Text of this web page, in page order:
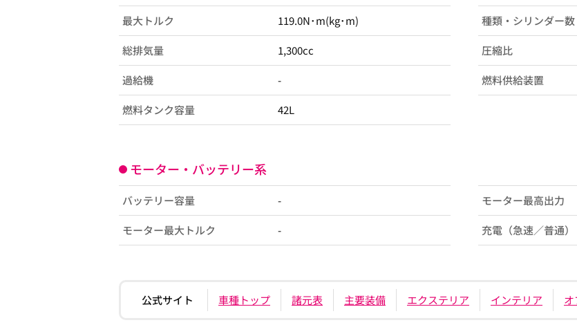
最大トルク 119.0N･m(kg･m) 種類・シリンダー数
総排気量 1,300cc 圧縮比
過給機 - 燃料供給装置
燃料タンク容量 42L
モーター・バッテリー系
バッテリー容量 - モーター最高出力
モーター最大トルク - 充電（急速／普通）
公式サイト 車種トップ 諸元表 主要装備 エクステリア インテリア